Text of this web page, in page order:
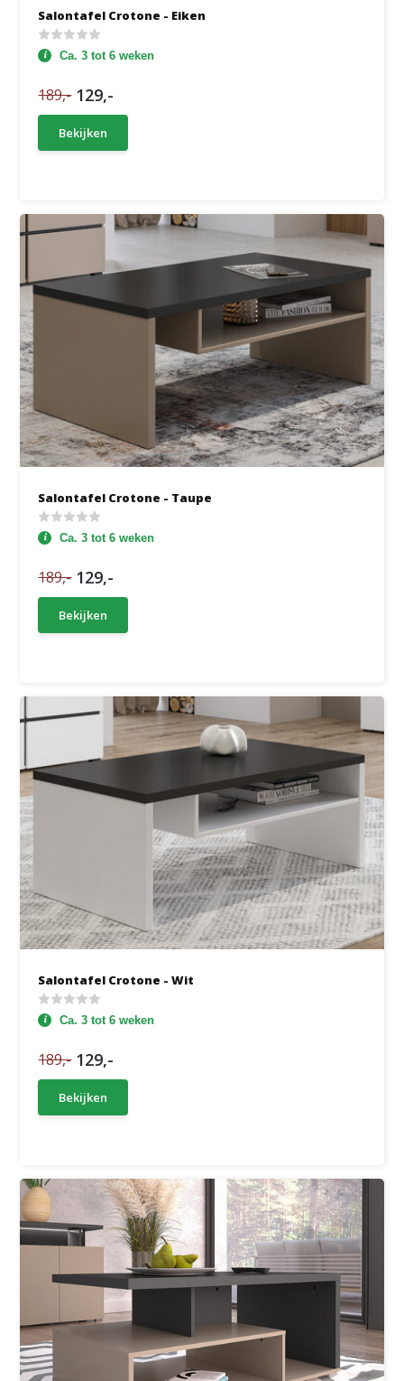
Salontafel Crotone - Eiken
Ca. 3 tot 6 weken
189,- 129,-
Bekijken
Salontafel Crotone - Taupe
Ca. 3 tot 6 weken
189,- 129,-
Bekijken
Salontafel Crotone - Wit
Ca. 3 tot 6 weken
189,- 129,-
Bekijken